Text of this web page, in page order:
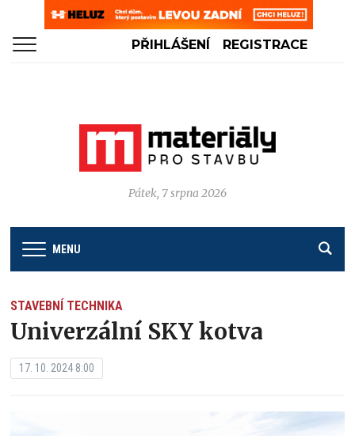
PŘIHLÁŠENÍ REGISTRACE
Pátek, 7 srpna 2026
MENU
STAVEBNÍ TECHNIKA
Univerzální SKY kotva
17. 10. 2024 8:00